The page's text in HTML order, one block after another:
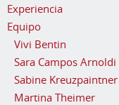
Experiencia
Equipo
Vivi Bentin
Sara Campos Arnoldi
Sabine Kreuzpaintner
Martina Theimer